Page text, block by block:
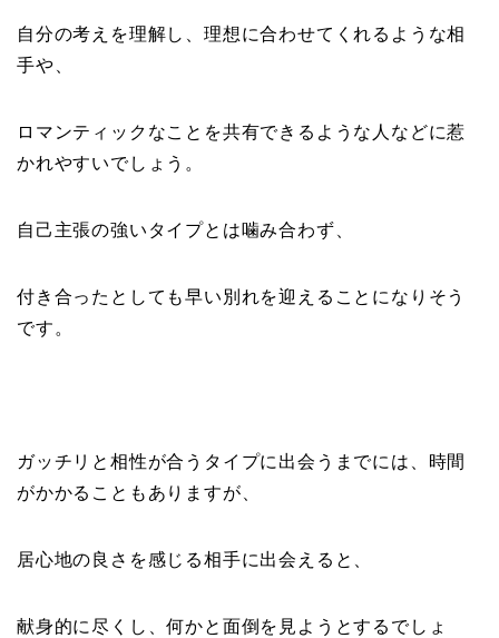
自分の考えを理解し、理想に合わせてくれるような相
手や、
ロマンティックなことを共有できるような人などに惹
かれやすいでしょう。
自己主張の強いタイプとは噛み合わず、
付き合ったとしても早い別れを迎えることになりそう
です。
ガッチリと相性が合うタイプに出会うまでには、時間
がかかることもありますが、
居心地の良さを感じる相手に出会えると、
献身的に尽くし、何かと面倒を見ようとするでしょ